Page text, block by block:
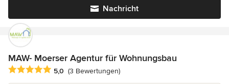
Nachricht
MAW- Moerser Agentur für Wohnungsbau
Durchschnittliche Bewertung: 5 von 5 Sternen
5,0 (3 Bewertungen)